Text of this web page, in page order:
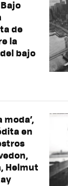
de
la
bajo
moda’,
en
Helmut